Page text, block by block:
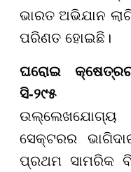
ଭାରତ ଅଭିଯାନ
ପରିଣତ ହୋଇଛି।
ଘରୋଇ
ସି-୨୯୫
ଉଲ୍ଲେଖଯୋଗ୍ୟ
ସେକ୍ଟରର
ପ୍ରଥମ ସାମରିକ